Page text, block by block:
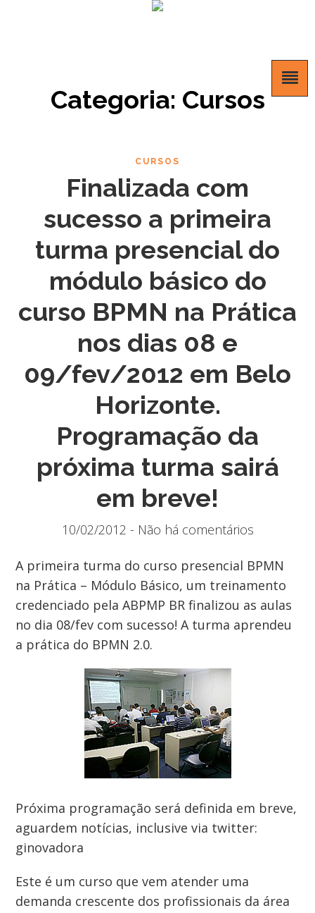
Categoria: Cursos
CURSOS
Finalizada com
sucesso a primeira
turma presencial do
módulo básico do
curso BPMN na Prática
nos dias 08 e
09/fev/2012 em Belo
Horizonte.
Programação da
próxima turma sairá
em breve!
10/02/2012 - Não há comentários
A primeira turma do curso presencial BPMN
na Prática – Módulo Básico, um treinamento
credenciado pela ABPMP BR finalizou as aulas
no dia 08/fev com sucesso! A turma aprendeu
a prática do BPMN 2.0.
Próxima programação será definida em breve,
aguardem notícias, inclusive via twitter:
ginovadora
Este é um curso que vem atender uma
demanda crescente dos profissionais da área